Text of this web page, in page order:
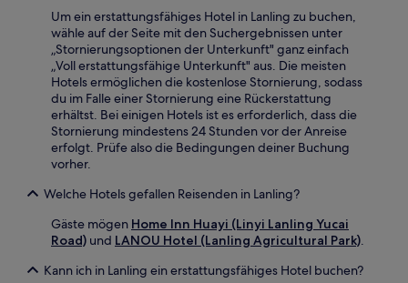
Um ein erstattungsfähiges Hotel in Lanling zu buchen,
wähle auf der Seite mit den Suchergebnissen unter
„Stornierungsoptionen der Unterkunft" ganz einfach
„Voll erstattungsfähige Unterkunft" aus. Die meisten
Hotels ermöglichen die kostenlose Stornierung, sodass
du im Falle einer Stornierung eine Rückerstattung
erhältst. Bei einigen Hotels ist es erforderlich, dass die
Stornierung mindestens 24 Stunden vor der Anreise
erfolgt. Prüfe also die Bedingungen deiner Buchung
vorher.
Welche Hotels gefallen Reisenden in Lanling?
Gäste mögen Home Inn Huayi (Linyi Lanling Yucai
Road) und LANOU Hotel (Lanling Agricultural Park).
Kann ich in Lanling ein erstattungsfähiges Hotel buchen?